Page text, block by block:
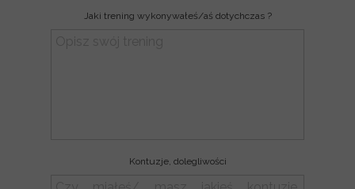
Jaki trening wykonywałeś/aś dotychczas ?
Kontuzje, dolegliwości